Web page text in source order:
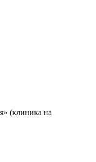
(клиника на